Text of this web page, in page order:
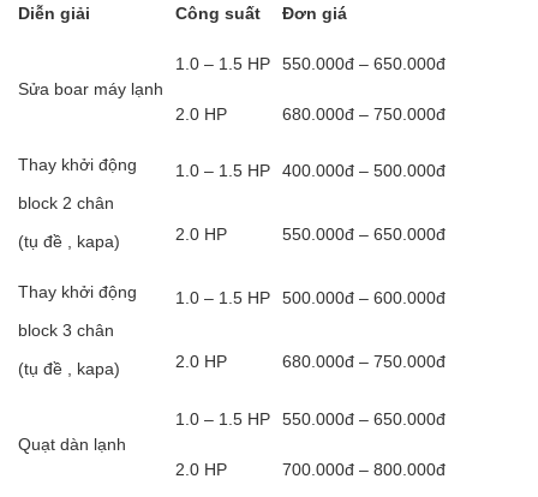
Diễn giải Công suất Đơn giá
Sửa boar máy lạnh
1.0 – 1.5 HP 550.000đ – 650.000đ
2.0 HP 680.000đ – 750.000đ
Thay khởi động
block 2 chân
(tụ đề , kapa)
1.0 – 1.5 HP 400.000đ – 500.000đ
2.0 HP 550.000đ – 650.000đ
Thay khởi động
block 3 chân
(tụ đề , kapa)
1.0 – 1.5 HP 500.000đ – 600.000đ
2.0 HP 680.000đ – 750.000đ
Quạt dàn lạnh
1.0 – 1.5 HP 550.000đ – 650.000đ
2.0 HP 700.000đ – 800.000đ